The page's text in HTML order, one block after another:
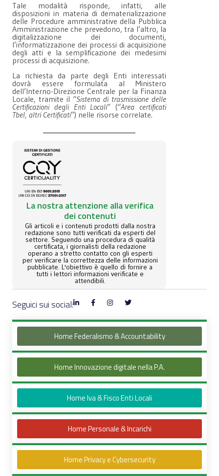
Tale modalità risponde, infatti, alle
disposizioni in materia di dematerializzazione
delle Procedure amministrative della Pubblica
Amministrazione che prevedono, tra l’altro, la
digitalizzazione dei documenti,
l’informatizzazione dei processi di acquisizione
degli atti e la semplificazione dei medesimi
processi di acquisizione.
La richiesta da parte degli Enti interessati
dovrà essere formulata al Ministero
dell’Interno-Direzione Centrale per la Finanza
Locale, tramite il “Sistema di trasmissione delle
Certificazioni degli Enti Locali” (“Area certificati
Tbel, altri Certificati”) nelle risorse correlate.
La nostra attenzione alla verifica
dei contenuti
Gli articoli e i contenuti prodotti dalla nostra
redazione sono tutti verificati da esperti del
settore. Seguendo una procedura di qualità
certificata, i giornalisti della redazione
operano a stretto contatto con gli esperti
per verificare la correttezza delle informazioni
pubblicate. L'obiettivo è quello di fornire a
tutti i lettori informazioni verificate e
attendibili.
Seguici sui social:
Home Federalismo & Accountability
Home Innovazione digitale nella P.A.
Home Iva & Fisco Enti Locali
Home Personale & Incarichi
Home Privacy e Cybersecurity